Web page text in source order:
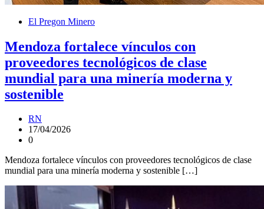
El Pregon Minero
Mendoza fortalece vínculos con
proveedores tecnológicos de clase
mundial para una minería moderna y
sostenible
RN
17/04/2026
0
Mendoza fortalece vínculos con proveedores tecnológicos de clase
mundial para una minería moderna y sostenible […]